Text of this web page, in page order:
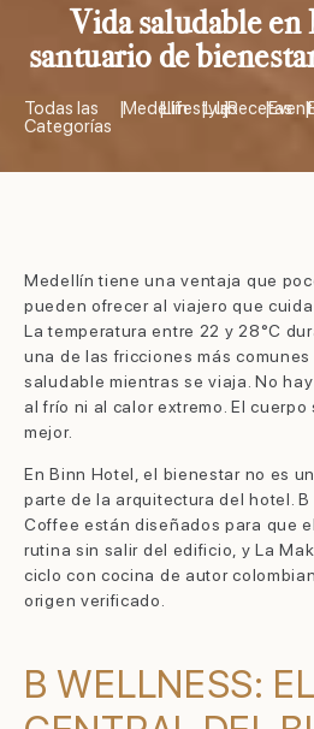
Vida saludable
santuario de
Todas las
Categorías
|Medellín
|Lifestyle
|Lujo
|Recetas
| |
Medellín tiene una ventaja que
pueden ofrecer al viajero que
La temperatura entre 22 y 28°C
una de las fricciones más
saludable mientras se viaja. No
al frío ni al calor extremo. El
mejor.
En Binn Hotel, el bienestar no es
parte de la arquitectura del hotel. B
Coffee están diseñados para que
rutina sin salir del edificio, y La
ciclo con cocina de autor
origen verificado.
B WELLNESS: